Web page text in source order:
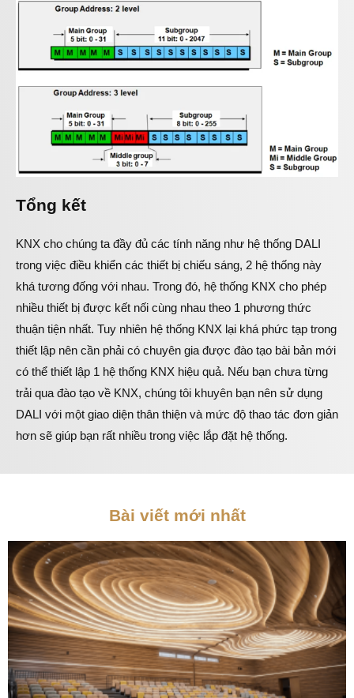
Tổng kết
KNX cho chúng ta đầy đủ các tính năng như hệ thống DALI
trong việc điều khiển các thiết bị chiếu sáng, 2 hệ thống này
khá tương đống với nhau. Trong đó, hệ thống KNX cho phép
nhiều thiết bị được kết nối cùng nhau theo 1 phương thức
thuận tiện nhất. Tuy nhiên hệ thống KNX lại khá phức tạp trong
thiết lập nên cần phải có chuyên gia được đào tạo bài bản mới
có thể thiết lập 1 hệ thống KNX hiệu quả. Nếu bạn chưa từng
trải qua đào tạo về KNX, chúng tôi khuyên bạn nên sử dụng
DALI với một giao diện thân thiện và mức độ thao tác đơn giản
hơn sẽ giúp bạn rất nhiều trong việc lắp đặt hệ thống.
Bài viết mới nhất